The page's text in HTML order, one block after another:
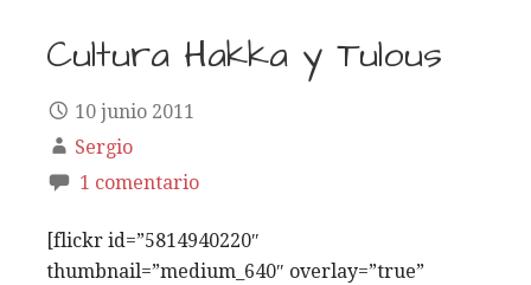
Cultura Hakka y Tulous
10 junio 2011
Sergio
1 comentario
[flickr id=”5814940220″
thumbnail=”medium_640″ overlay=”true”